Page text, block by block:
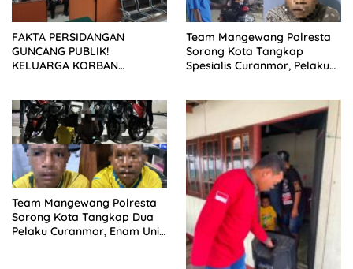
FAKTA PERSIDANGAN
GUNCANG PUBLIK!
KELUARGA KORBAN
DITUNDA
Team Mangewang Polresta
Sorong Kota Tangkap
Spesialis Curanmor, Pelaku
Team Mangewang Polresta
Sorong Kota Tangkap Dua
Pelaku Curanmor, Enam Unit